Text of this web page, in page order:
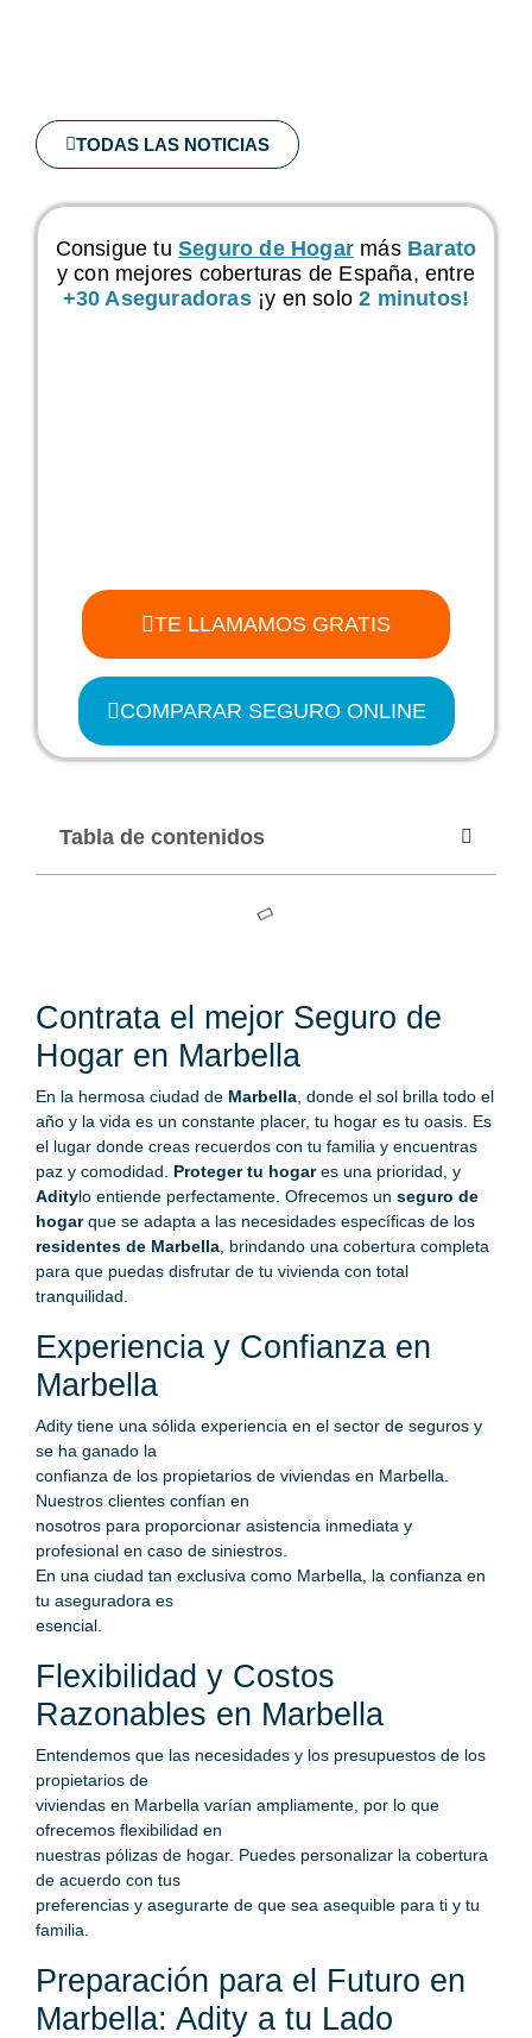
Contrata el mejor Seguro de
Hogar en Marbella
En la hermosa ciudad de Marbella , donde el sol brilla todo el
año y la vida es un constante placer, tu hogar es tu oasis. Es
el lugar donde creas recuerdos con tu familia y encuentras
paz y comodidad. Proteger tu hogares una prioridad, y
Aditylo entiende perfectamente. Ofrecemos un seguro de
hogarque se adapta a las necesidades específicas de los
residentes de Marbella , brindando una cobertura completa
para que puedas disfrutar de tu vivienda con total
tranquilidad.
Experiencia y Confianza en
Marbella
Adity tiene una sólida experiencia en el sector de seguros y
se ha ganado la
confianza de los propietarios de viviendas en Marbella.
Nuestros clientes confían en
nosotros para proporcionar asistencia inmediata y
profesional en caso de siniestros.
En una ciudad tan exclusiva como Marbella, la confianza en
tu aseguradora es
esencial.
Flexibilidad y Costos
Razonables en Marbella
Entendemos que las necesidades y los presupuestos de los
propietarios de
viviendas en Marbella varían ampliamente, por lo que
ofrecemos flexibilidad en
nuestras pólizas de hogar. Puedes personalizar la cobertura
de acuerdo con tus
preferencias y asegurarte de que sea asequible para ti y tu
familia.
Preparación para el Futuro en
Marbella: Adity a tu Lado
TODAS LAS NOTICIAS
Consigue tu Seguro de Hogar más Barato
y con mejores coberturas de España, entre
+30 Aseguradoras¡y en solo2 minutos!
TE LLAMAMOS GRATIS
COMPARAR SEGURO ONLINE
Tabla de contenidos